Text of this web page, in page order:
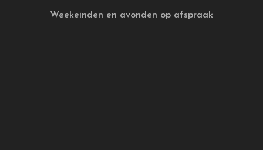
Weekeinden en avonden op afspraak